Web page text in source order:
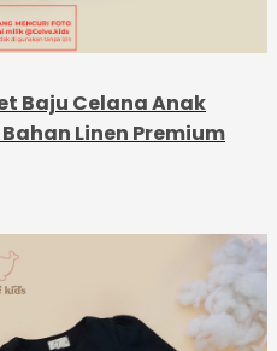
Baju Celana Anak
Linen Premium